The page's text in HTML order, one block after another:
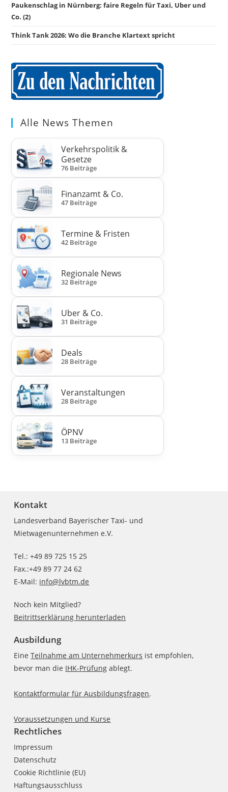
Paukenschlag in Nürnberg: faire Regeln für Taxi, Uber und
Co. (2)
Think Tank 2026: Wo die Branche Klartext spricht
Alle News Themen
Verkehrspolitik &
Gesetze
76 Beiträge
Finanzamt & Co.
47 Beiträge
Termine & Fristen
42 Beiträge
Regionale News
32 Beiträge
Uber & Co.
31 Beiträge
Deals
28 Beiträge
Veranstaltungen
28 Beiträge
ÖPNV
13 Beiträge
Kontakt
Landesverband Bayerischer Taxi- und
Mietwagenunternehmen e.V.
Tel.: +49 89 725 15 25
Fax.:+49 89 77 24 62
E-Mail: info@lvbtm.de
Noch kein Mitglied?
Beitrittserklärung herunterladen
Ausbildung
EineTeilnahme am Unternehmerkurs ist empfohlen,
bevor man die IHK-Prüfung ablegt.
Kontaktformular für Ausbildungsfragen.
Voraussetzungen und Kurse
Rechtliches
Impressum
Datenschutz
Cookie Richtlinie (EU)
Haftungsausschluss